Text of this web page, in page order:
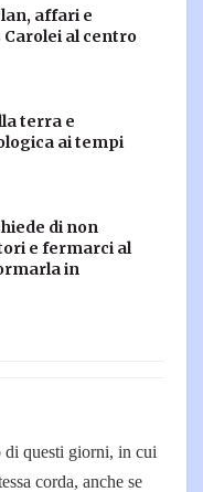
affari e
Carolei al centro
terra e
ai tempi
di non
e fermarci al
in
di questi giorni, in cui
corda, anche se